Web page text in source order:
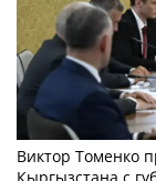
Виктор Томенко